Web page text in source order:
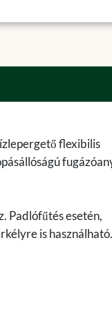
flexibilis
Padlófűtés esetén,
is használható.